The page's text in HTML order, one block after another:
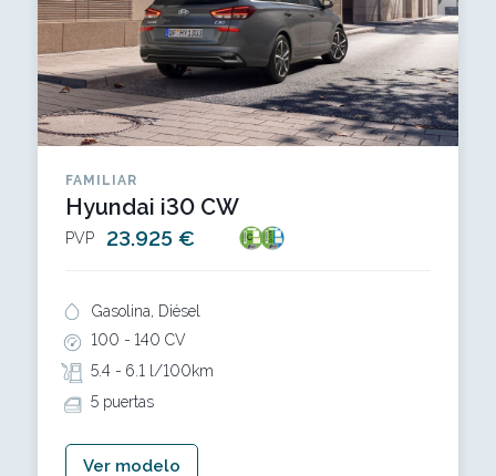
FAMILIAR
Hyundai i30 CW
PVP 23.925 €
Gasolina, Diésel
100 - 140 CV
5.4 - 6.1 l/100km
5 puertas
Ver modelo